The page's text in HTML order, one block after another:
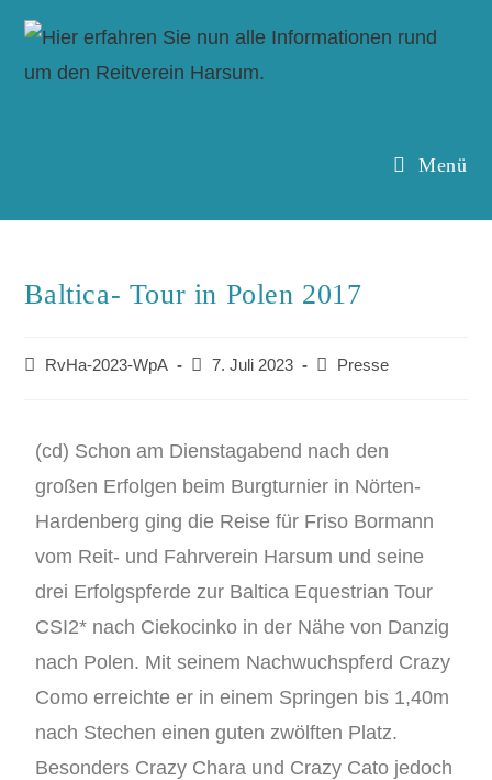
Menü
Baltica- Tour in Polen 2017
RvHa-2023-WpA 7. Juli 2023 Presse
(cd) Schon am Dienstagabend nach den
großen Erfolgen beim Burgturnier in Nörten-
Hardenberg ging die Reise für Friso Bormann
vom Reit- und Fahrverein Harsum und seine
drei Erfolgspferde zur Baltica Equestrian Tour
CSI2* nach Ciekocinko in der Nähe von Danzig
nach Polen. Mit seinem Nachwuchspferd Crazy
Como erreichte er in einem Springen bis 1,40m
nach Stechen einen guten zwölften Platz.
Besonders Crazy Chara und Crazy Cato jedoch